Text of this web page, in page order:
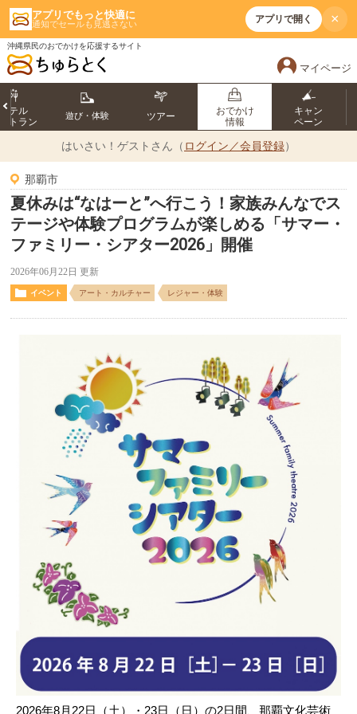
アプリでもっと快適に
通知でセールも見逃さない アプリで開く ×
沖縄県民のおでかけを応援するサイト
マイページ
ホテル
トラン
遊び・体験 ツアー
おでかけ
情報
キャン
ペーン
はいさい！ ゲストさん（ ログイン／会員登録）
那覇市
夏休みは“なはーと”へ行こう！家族みんなでス
テージや体験プログラムが楽しめる「サマー・
ファミリー・シアター2026」開催
2026年06月22日 更新
イベント アート・カルチャー レジャー・体験
2026年8月22日（土）・23日（日）の2日間、那覇文化芸術